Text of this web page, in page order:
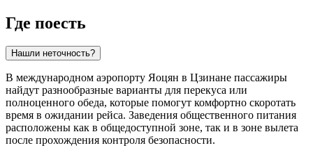
Где поесть
Нашли неточность?
В международном аэропорту Яоцян в Цзинане пассажиры
найдут разнообразные варианты для перекуса или
полноценного обеда, которые помогут комфортно скоротать
время в ожидании рейса. Заведения общественного питания
расположены как в общедоступной зоне, так и в зоне вылета
после прохождения контроля безопасности.